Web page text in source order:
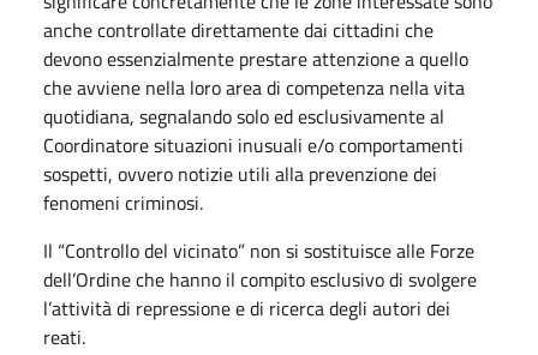
anche controllate direttamente dai cittadini che
devono essenzialmente prestare attenzione a quello
che avviene nella loro area di competenza nella vita
quotidiana, segnalando solo ed esclusivamente al
Coordinatore situazioni inusuali e/o comportamenti
sospetti, ovvero notizie utili alla prevenzione dei
fenomeni criminosi.
Il “Controllo del vicinato” non si sostituisce alle Forze
dell’Ordine che hanno il compito esclusivo di svolgere
l’attività di repressione e di ricerca degli autori dei
reati.